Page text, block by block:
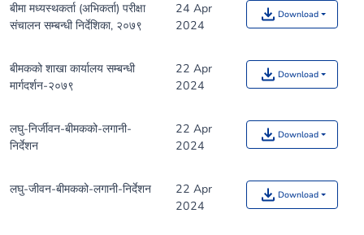
बीमा मध्यस्थकर्ता (अभिकर्ता) परीक्षा
संचालन सम्बन्धी निर्देशिका, २०७९
24 Apr
2024
Download
बीमकको शाखा कार्यालय सम्बन्धी
मार्गदर्शन-२०७९
22 Apr
2024
Download
लघु-निर्जीवन-बीमकको-लगानी-
निर्देशन
22 Apr
2024
Download
लघु-जीवन-बीमकको-लगानी-निर्देशन
22 Apr
2024
Download